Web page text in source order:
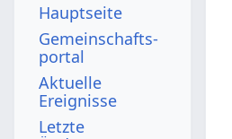
Hauptseite
Gemeinschafts­
portal
Aktuelle
Ereignisse
Letzte